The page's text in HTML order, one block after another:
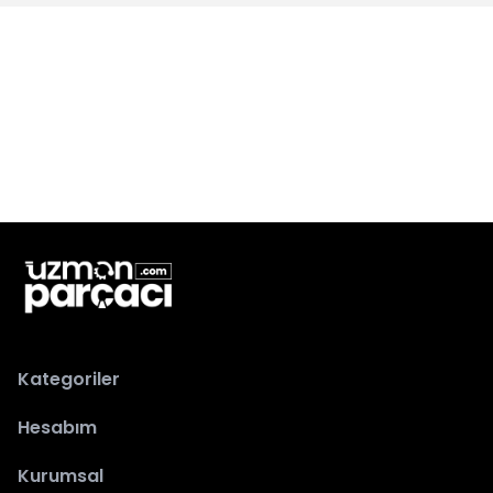
Kategoriler
Hesabım
Kurumsal